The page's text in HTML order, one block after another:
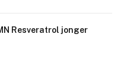
Resveratrol jonger